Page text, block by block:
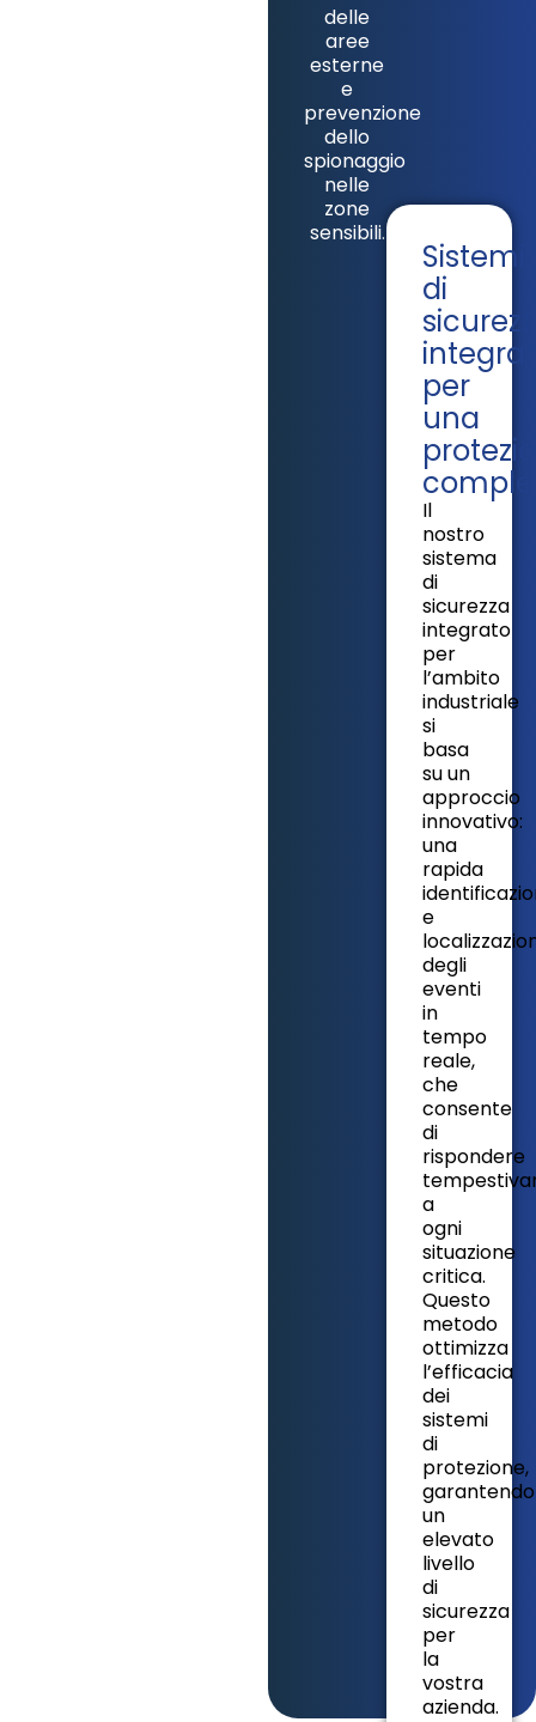
delle
aree
esterne
e
prevenzione
dello
spionaggio
nelle
zone
sensibili.
Sistemi
di
per
una
Il
nostro
sistema
di
sicurezza
integrato
per
l’ambito
industriale
si
basa
su un
approccio
innovativo:
una
rapida
e
degli
eventi
in
tempo
reale,
che
consente
di
rispondere
a
ogni
situazione
critica.
Questo
metodo
ottimizza
l’efficacia
dei
sistemi
di
protezione,
garantendo
un
elevato
livello
di
sicurezza
per
la
vostra
azienda.